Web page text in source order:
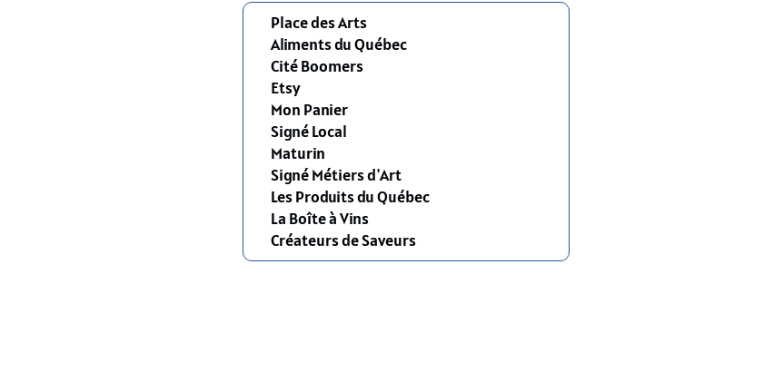
Place des Arts
Aliments du Québec
Cité Boomers
Etsy
Mon Panier
Signé Local
Maturin
Signé Métiers d'Art
Les Produits du Québec
La Boîte à Vins
Créateurs de Saveurs